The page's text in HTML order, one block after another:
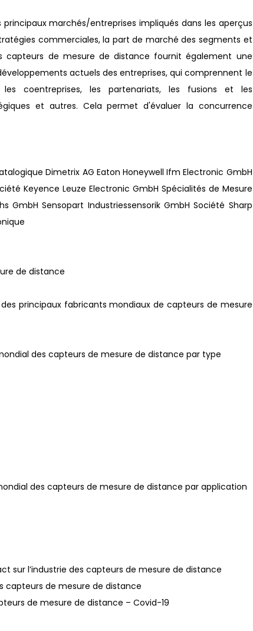
marchés/entreprises impliqués dans les aperçus
commerciales, la part de marché des segments et
capteurs de mesure de distance fournit également une
actuels des entreprises, qui comprennent le
coentreprises, les partenariats, les fusions et les
et autres. Cela permet d'évaluer la concurrence
Dimetrix AG Eaton Honeywell Ifm Electronic GmbH
Keyence Leuze Electronic GmbH Spécialités de Mesure
GmbH Sensopart Industriessensorik GmbH Société Sharp
de distance
principaux fabricants mondiaux de capteurs de mesure
des capteurs de mesure de distance par type
des capteurs de mesure de distance par application
sur l’industrie des capteurs de mesure de distance
capteurs de mesure de distance
de mesure de distance – Covid-19